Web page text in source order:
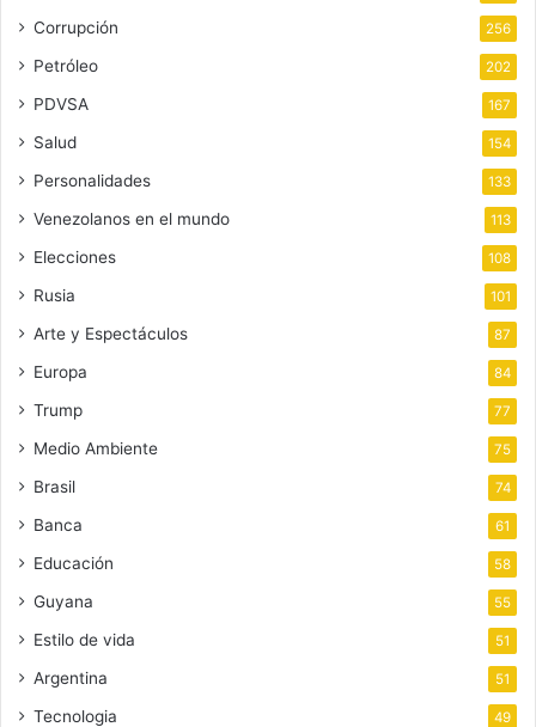
Corrupción 256
Petróleo 202
PDVSA 167
Salud 154
Personalidades 133
Venezolanos en el mundo 113
Elecciones 108
Rusia 101
Arte y Espectáculos 87
Europa 84
Trump 77
Medio Ambiente 75
Brasil 74
Banca 61
Educación 58
Guyana 55
Estilo de vida 51
Argentina 51
Tecnologia 49